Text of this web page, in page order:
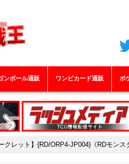
ンボール通販 ワンピカード通販 ポ
クレット】{RD/ORP4-JP004}《RDモンス